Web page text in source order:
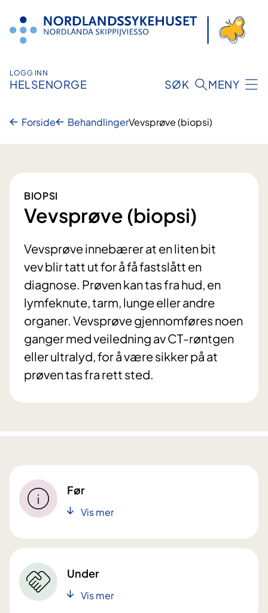
innhold
LOGG INN
HELSENORGE SØK MENY
Forside BehandlingerVevsprøve (biopsi)
BIOPSI
Vevsprøve (biopsi)
Vevsprøve innebærer at en liten bit
vev blir tatt ut for å få fastslått en
diagnose. Prøven kan tas fra hud, en
lymfeknute, tarm, lunge eller andre
organer. Vevsprøve gjennomføres noen
ganger med veiledning av CT-røntgen
eller ultralyd, for å være sikker på at
prøven tas fra rett sted.
Før
Vis mer
Under
Vis mer